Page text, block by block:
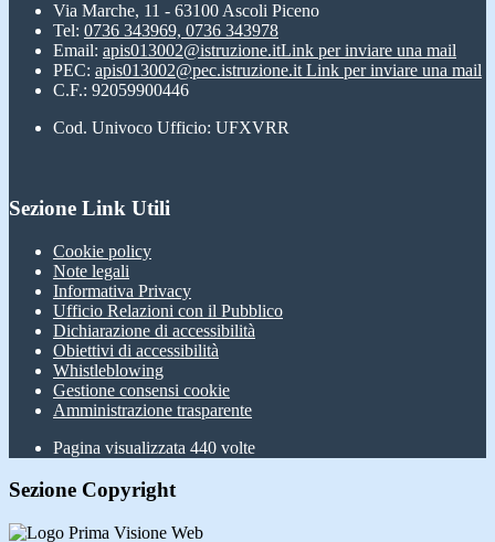
Via Marche, 11 - 63100 Ascoli Piceno
Tel: 0736 343969, 0736 343978
Email: apis013002@istruzione.itLink per inviare una mail
PEC: apis013002@pec.istruzione.it Link per inviare una mail
C.F.: 92059900446
Cod. Univoco Ufficio: UFXVRR
Sezione Link Utili
Cookie policy
Note legali
Informativa Privacy
Ufficio Relazioni con il Pubblico
Dichiarazione di accessibilità
Obiettivi di accessibilità
Whistleblowing
Gestione consensi cookie
Amministrazione trasparente
Pagina visualizzata 440 volte
Sezione Copyright